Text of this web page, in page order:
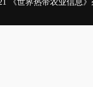
《世界热带农业信息